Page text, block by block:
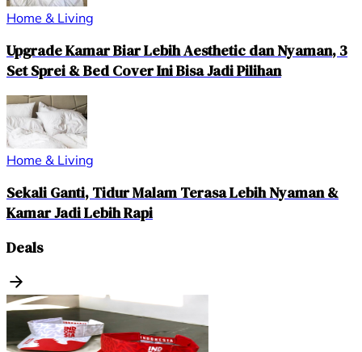
Home & Living
Upgrade Kamar Biar Lebih Aesthetic dan Nyaman, 3
Set Sprei & Bed Cover Ini Bisa Jadi Pilihan
Home & Living
Sekali Ganti, Tidur Malam Terasa Lebih Nyaman &
Kamar Jadi Lebih Rapi
Deals